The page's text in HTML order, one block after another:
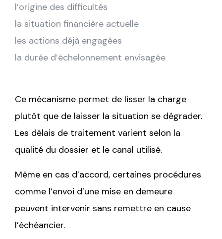
l’origine des difficultés
la situation financière actuelle
les actions déjà engagées
la durée d’échelonnement envisagée
Ce mécanisme permet de lisser la charge
plutôt que de laisser la situation se dégrader.
Les délais de traitement varient selon la
qualité du dossier et le canal utilisé.
Même en cas d’accord, certaines procédures
comme l’envoi d’une mise en demeure
peuvent intervenir sans remettre en cause
l’échéancier.